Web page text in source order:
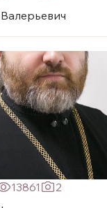
13861
2